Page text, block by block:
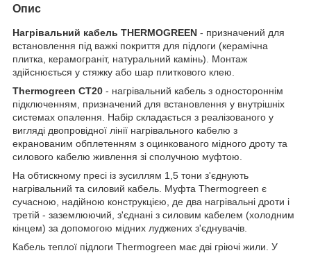
Опис
Нагрівальний кабель THERMOGREEN - призначений для
встановлення під важкі покриття для підлоги (керамічна
плитка, керамограніт, натуральний камінь). Монтаж
здійснюється у стяжку або шар плиткового клею.
Thermogreen CT20 - нагрівальний кабель з одностороннім
підключенням, призначений для встановлення у внутрішніх
системах опалення. Набір складається з реалізованого у
вигляді двопровідної лінії нагрівального кабелю з
екранованим обплетенням з оцинкованого мідного дроту та
силового кабелю живлення зі сполучною муфтою.
На обтискному пресі із зусиллям 1,5 тони з'єднують
нагрівальний та силовий кабель. Муфта Thermogreen є
сучасною, надійною конструкцією, де два нагрівальні дроти і
третій - заземлюючий, з'єднані з силовим кабелем (холодним
кінцем) за допомогою мідних луджених з'єднувачів.
Кабель теплої підлоги Thermogreen має дві гріючі жили. У